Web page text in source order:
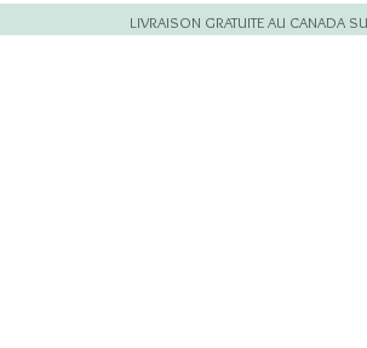
LIVRAISON GRATUITE AU CANADA